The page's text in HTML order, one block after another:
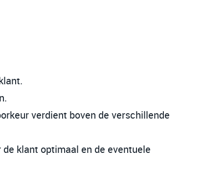
verdient boven de verschillende
klant optimaal en de eventuele